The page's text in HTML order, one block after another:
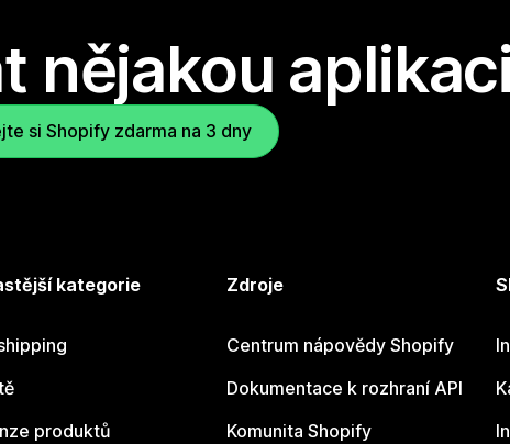
nějakou
si Shopify zdarma na 3 dny
kategorie
produktů
Zdroje
Centrum nápovědy Shopify
Dokumentace k rozhraní API
Komunita Shopify